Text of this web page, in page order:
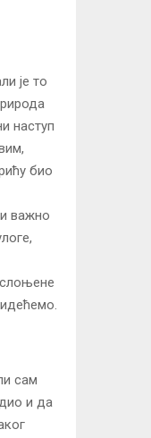
је то
наступ
био
важно
сам
и да